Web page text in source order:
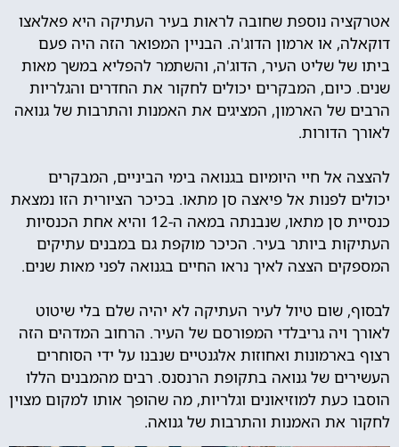
אטרקציה נוספת שחובה לראות בעיר העתיקה היא פאלאצו
דוקאלה, או ארמון הדוג'ה. הבניין המפואר הזה היה פעם
ביתו של שליט העיר, הדוג'ה, והשתמר להפליא במשך מאות
שנים. כיום, המבקרים יכולים לחקור את החדרים והגלריות
הרבים של הארמון, המציגים את האמנות והתרבות של גנואה
לאורך הדורות.
להצצה אל חיי היומיום בגנואה בימי הביניים, המבקרים
יכולים לפנות אל פיאצה סן מתאו. בכיכר הציורית הזו נמצאת
כנסיית סן מתאו, שנבנתה במאה ה-12 והיא אחת הכנסיות
העתיקות ביותר בעיר. הכיכר מוקפת גם במבנים עתיקים
המספקים הצצה לאיך נראו החיים בגנואה לפני מאות שנים.
לבסוף, שום טיול לעיר העתיקה לא יהיה שלם בלי שיטוט
לאורך ויה גריבלדי המפורסם של העיר. הרחוב המדהים הזה
רצוף בארמונות ואחוזות אלגנטיים שנבנו על ידי הסוחרים
העשירים של גנואה בתקופת הרנסנס. רבים מהמבנים הללו
הוסבו כעת למוזיאונים וגלריות, מה שהופך אותו למקום מצוין
לחקור את האמנות והתרבות של גנואה.